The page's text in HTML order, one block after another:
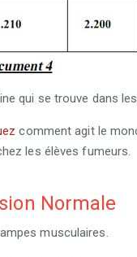
qui se trouve dans
comment agit le
les élèves fumeurs.
Normale
musculaires.